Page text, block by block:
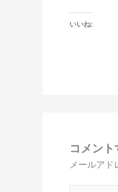
いいね:
コメント
メールアド